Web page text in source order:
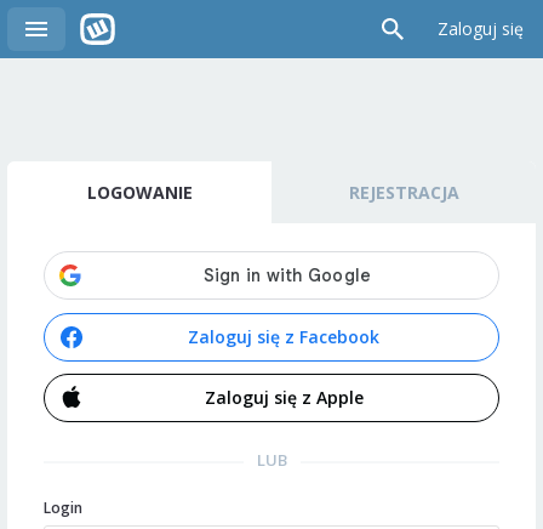
Zaloguj się
LOGOWANIE REJESTRACJA
Zaloguj się z Facebook
Zaloguj się z Apple
LUB
Login